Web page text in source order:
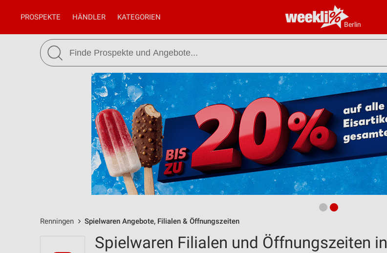
Berlin
PROSPEKTE HÄNDLER KATEGORIEN
Renningen Spielwaren Angebote, Filialen & Öffnungszeiten
Spielwaren Filialen und Öffnungszeiten in